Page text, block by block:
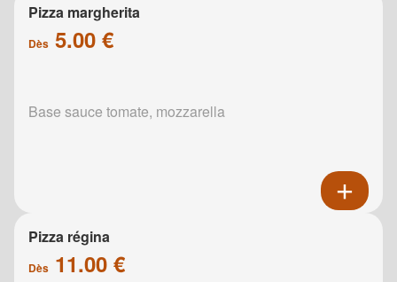
Pizza margherita
Dès 5.00 €
Base sauce tomate, mozzarella
Pizza régina
Dès 11.00 €